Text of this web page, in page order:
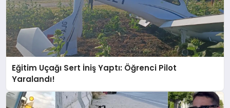
Eğitim Uçağı Sert İniş Yaptı: Öğrenci Pilot
Yaralandı!